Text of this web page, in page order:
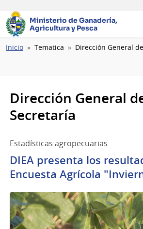
Ministerio de Ganadería,
Agricultura y Pesca
Ruta
Inicio Tematica Dirección General
Dirección General
Secretaría
Estadísticas agropecuarias
DIEA presenta los
Encuesta Agrícola